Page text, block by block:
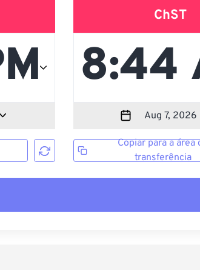
ChST
Copiar para a área
transferência